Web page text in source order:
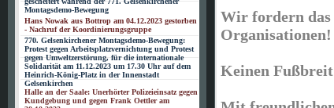
Montagsdemo-Bewegung
Hans Nowak aus Bottrop am 04.12.2023 gestorben
- Nachruf der Koordinierungsgruppe
770. Gelsenkirchener Montagsdemo-Bewegung:
Protest gegen Arbeitsplatzvernichtung und Protest
gegen Umweltzerstörung, für die internationale
Solidarität am 11.12.2023 um 17.30 Uhr auf dem
Heinrich-König-Platz in der Innenstadt
Gelsenkirchen
Halle an der Saale: Unerhörter Polizeieinsatz gegen
Kundgebung und gegen Frank Oettler am
Wir fordern das
Organisationen!
Keinen